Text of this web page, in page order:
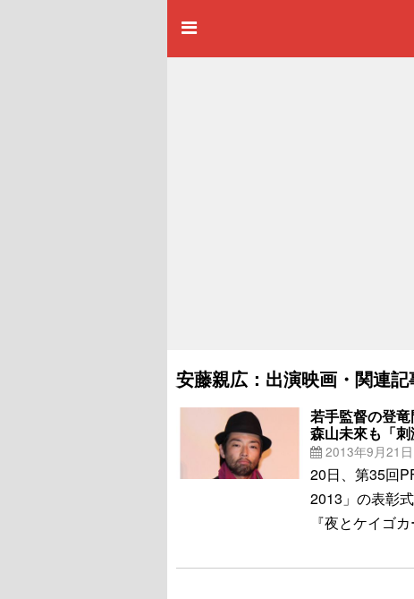
安藤親広：出演映画・関連記
若手監督の登
森山未來も「刺
2013年9月21日
20日、第35回
2013」の表彰
『夜とケイゴ